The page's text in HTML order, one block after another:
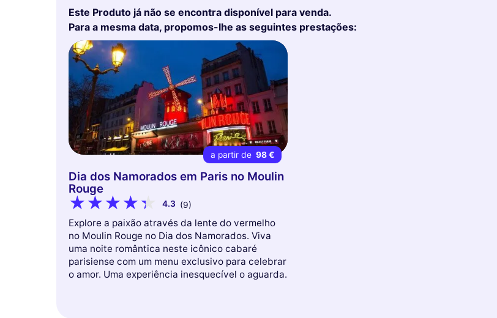
Este Produto já não se encontra disponível para venda.
Para a mesma data, propomos-lhe as seguintes prestações:
a partir de 98 €
Dia dos Namorados em Paris no Moulin
Rouge
4.3 (9)
Explore a paixão através da lente do vermelho
no Moulin Rouge no Dia dos Namorados. Viva
uma noite romântica neste icônico cabaré
parisiense com um menu exclusivo para celebrar
o amor. Uma experiência inesquecível o aguarda.